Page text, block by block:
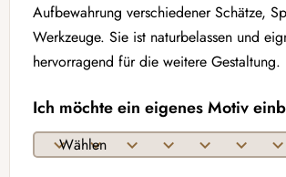
Aufbewahrung verschiedener Schätze,
Werkzeuge. Sie ist naturbelassen und
hervorragend für die weitere Gestaltung.
Ich möchte ein eigenes Motiv